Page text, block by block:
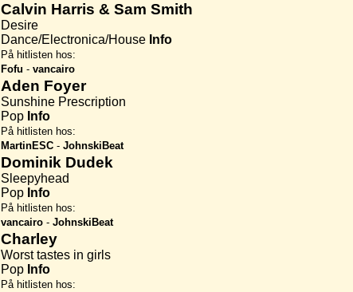
Calvin Harris & Sam Smith
Desire
Dance/Electronica/House Info
På hitlisten hos:
Fofu - vancairo
Aden Foyer
Sunshine Prescription
Pop Info
På hitlisten hos:
MartinESC - JohnskiBeat
Dominik Dudek
Sleepyhead
Pop Info
På hitlisten hos:
vancairo - JohnskiBeat
Charley
Worst tastes in girls
Pop Info
På hitlisten hos: